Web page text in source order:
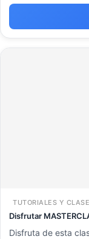
TUTORIALES Y
Disfrutar
Disfruta de esta